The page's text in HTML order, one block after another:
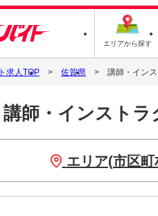
エリアから探す
求人TOP 佐賀県 講師・イン
師・インスト
エリア(市区